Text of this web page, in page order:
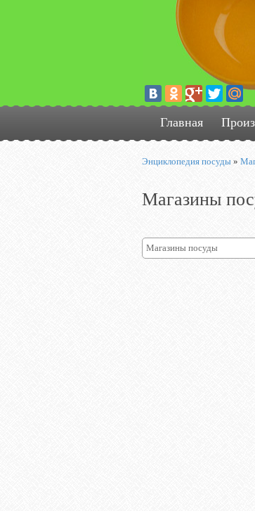
Главная
Энциклопедия посуды »
Магазины